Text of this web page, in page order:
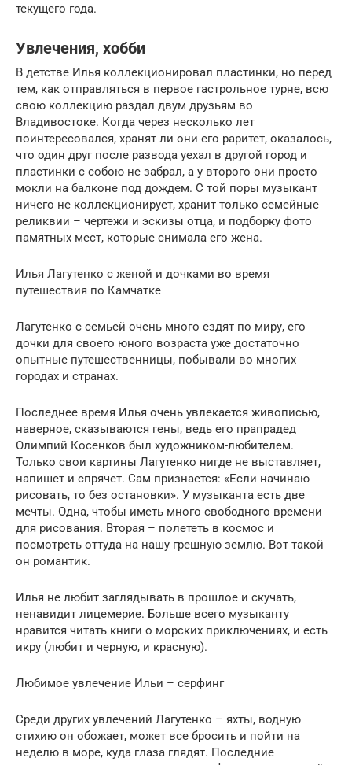
текущего года.
Увлечения, хобби
В детстве Илья коллекционировал пластинки, но перед
тем, как отправляться в первое гастрольное турне, всю
свою коллекцию раздал двум друзьям во
Владивостоке. Когда через несколько лет
поинтересовался, хранят ли они его раритет, оказалось,
что один друг после развода уехал в другой город и
пластинки с собою не забрал, а у второго они просто
мокли на балконе под дождем. С той поры музыкант
ничего не коллекционирует, хранит только семейные
реликвии – чертежи и эскизы отца, и подборку фото
памятных мест, которые снимала его жена.
Илья Лагутенко с женой и дочками во время
путешествия по Камчатке
Лагутенко с семьей очень много ездят по миру, его
дочки для своего юного возраста уже достаточно
опытные путешественницы, побывали во многих
городах и странах.
Последнее время Илья очень увлекается живописью,
наверное, сказываются гены, ведь его прапрадед
Олимпий Косенков был художником-любителем.
Только свои картины Лагутенко нигде не выставляет,
напишет и спрячет. Сам признается: «Если начинаю
рисовать, то без остановки». У музыканта есть две
мечты. Одна, чтобы иметь много свободного времени
для рисования. Вторая – полететь в космос и
посмотреть оттуда на нашу грешную землю. Вот такой
он романтик.
Илья не любит заглядывать в прошлое и скучать,
ненавидит лицемерие. Больше всего музыканту
нравится читать книги о морских приключениях, и есть
икру (любит и черную, и красную).
Любимое увлечение Ильи – серфинг
Среди других увлечений Лагутенко – яхты, водную
стихию он обожает, может все бросить и пойти на
неделю в море, куда глаза глядят. Последние